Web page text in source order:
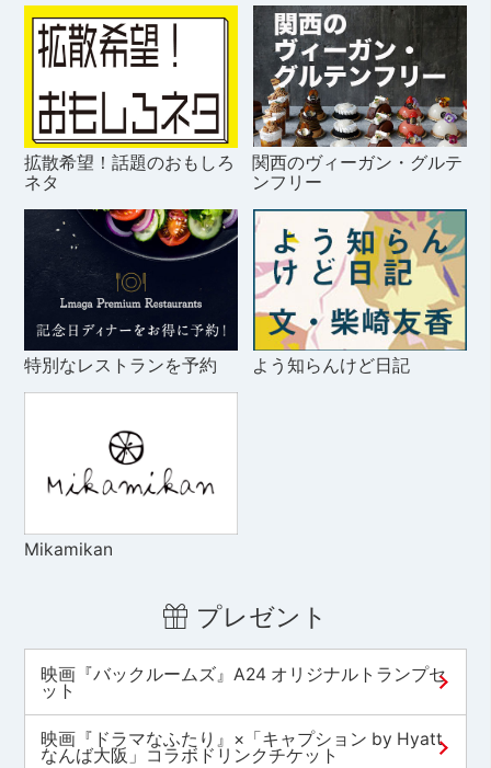
拡散希望！話題のおもしろ
ネタ
関西のヴィーガン・グルテ
ンフリー
特別なレストランを予約 よう知らんけど日記
Mikamikan
プレゼント
映画『バックルームズ』A24 オリジナルトランプセ
ット
映画『ドラマなふたり』×「キャプション by Hyatt
なんば大阪」コラボドリンクチケット